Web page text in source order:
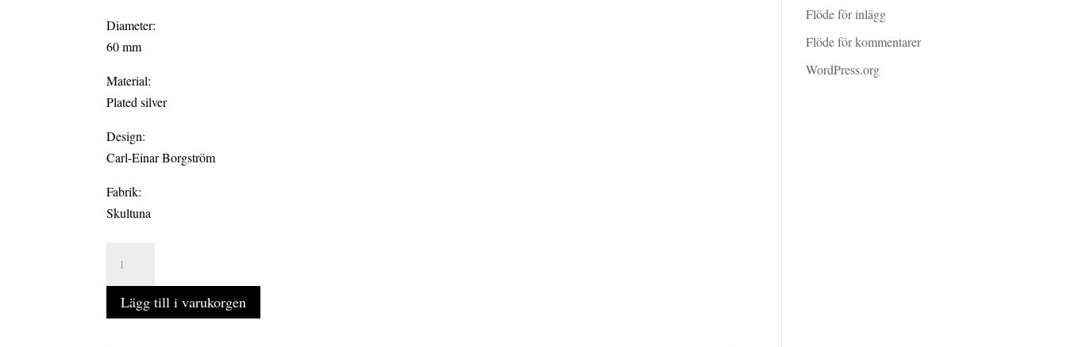
Diameter:
60 mm
Material:
Plated silver
Design:
Carl-Einar Borgström
Fabrik:
Skultuna
ljusstake
höjd
140
Lägg till i varukorgen
Flöde för inlägg
Flöde för kommentarer
WordPress.org